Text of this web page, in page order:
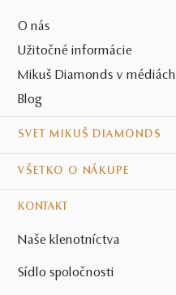
O nás
Užitočné informácie
Mikuš Diamonds v médiách
Blog
SVET MIKUŠ DIAMONDS
VŠETKO O NÁKUPE
KONTAKT
Naše klenotníctva
Sídlo spoločnosti